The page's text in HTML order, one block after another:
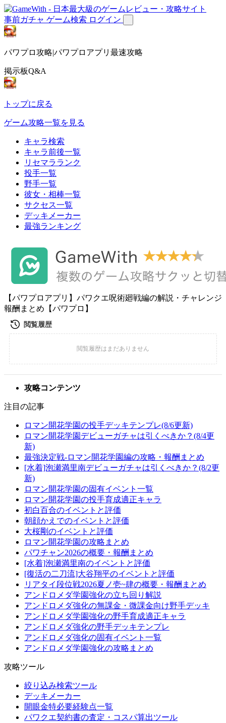
事前ガチャ ゲーム検索 ログイン
パワプロ攻略|パワプロアプリ最速攻略
掲示板Q&A
トップに戻る
ゲーム攻略一覧を見る
キャラ検索
キャラ前後一覧
リセマラランク
投手一覧
野手一覧
彼女・相棒一覧
サクセス一覧
デッキメーカー
最強ランキング
【パワプロアプリ】パワクエ呪術廻戦編の解説・チャレンジ
報酬まとめ【パワプロ】
攻略コンテンツ
注目の記事
ロマン開花学園の投手デッキテンプレ(8/6更新)
ロマン開花学園デビューガチャは引くべきか？(8/4更
新)
最強決定戦-ロマン開花学園編の攻略・報酬まとめ
[水着]泡瀬満里南デビューガチャは引くべきか？(8/2更
新)
ロマン開花学園の固有イベント一覧
ロマン開花学園の投手育成適正キャラ
初白百合のイベントと評価
朝顔かえでのイベントと評価
大桜剛のイベントと評価
ロマン開花学園の攻略まとめ
パワチャン2026の概要・報酬まとめ
[水着]泡瀬満里南のイベントと評価
[復活の二刀流]大谷翔平のイベントと評価
リアタイ段位戦2026夏ノ壱~肆の概要・報酬まとめ
アンドロメダ学園強化の立ち回り解説
アンドロメダ強化の無課金・微課金向け野手デッキ
アンドロメダ学園強化の野手育成適正キャラ
アンドロメダ強化の野手デッキテンプレ
アンドロメダ強化の固有イベント一覧
アンドロメダ学園強化の攻略まとめ
攻略ツール
絞り込み検索ツール
デッキメーカー
開眼金特必要経験点一覧
パワクエ契約書の査定・コスパ算出ツール